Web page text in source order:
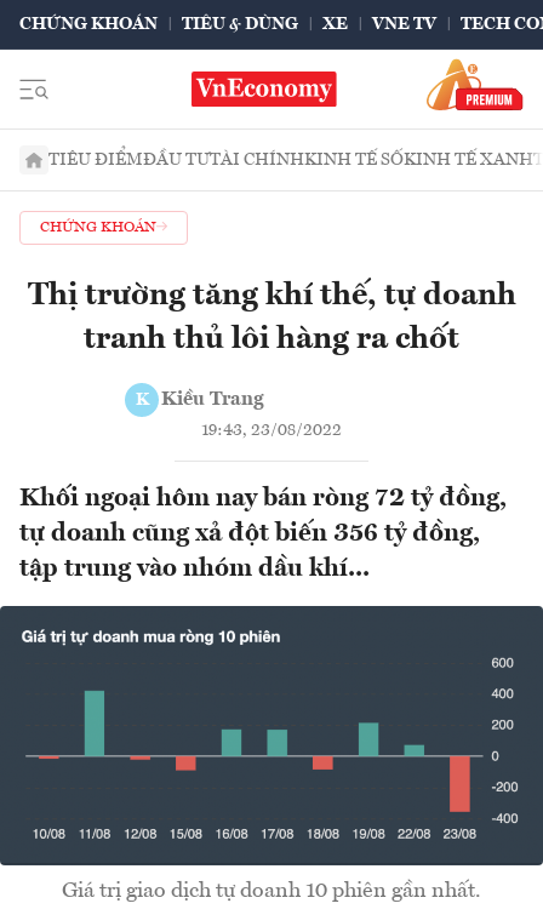
CHỨNG KHOÁN TIÊU & DÙNG XE VNE TV TECH
TIÊU ĐIỂMĐẦU TƯTÀI CHÍNHKINH TẾ SỐKINH TẾ XANH
CHỨNG KHOÁN
Thị trường tăng khí thế, tự doanh
tranh thủ lôi hàng ra chốt
K Kiều Trang
19:43, 23/08/2022
Khối ngoại hôm nay bán ròng 72 tỷ đồng,
tự doanh cũng xả đột biến 356 tỷ đồng,
tập trung vào nhóm dầu khí...
Giá trị giao dịch tự doanh 10 phiên gần nhất.